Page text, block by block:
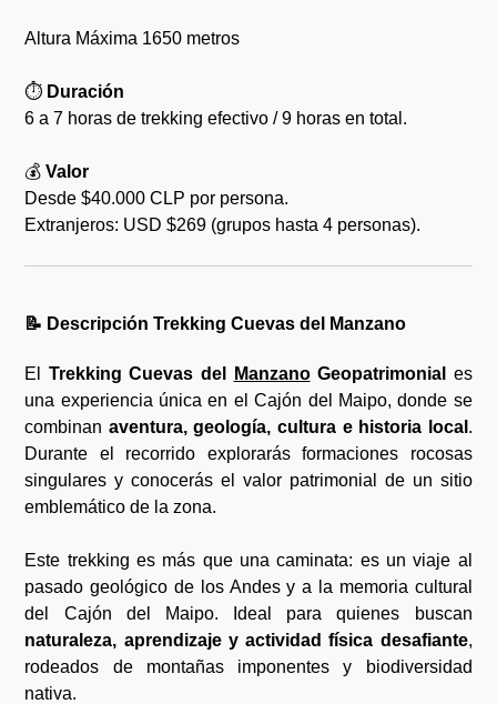
Altura Máxima 1650 metros
⏱️ Duración
6 a 7 horas de trekking efectivo / 9 horas en total.
💰Valor
Desde $40.000 CLP por persona.
Extranjeros: USD $269 (grupos hasta 4 personas).
📝 Descripción Trekking Cuevas del Manzano
El Trekking Cuevas del ManzanoGeopatrimonial
es
una experiencia única en el Cajón del Maipo, donde se
combinan aventura, geología, cultura e historia local .
Durante el recorrido explorarás formaciones rocosas
singulares y conocerás el valor patrimonial de un sitio
emblemático de la zona.
Este trekking es más que una caminata: es un viaje al
pasado geológico de los Andes y a la memoria cultural
del Cajón del Maipo. Ideal para quienes buscan
naturaleza, aprendizaje y actividad física desafiante,
rodeados de montañas imponentes y biodiversidad
nativa.